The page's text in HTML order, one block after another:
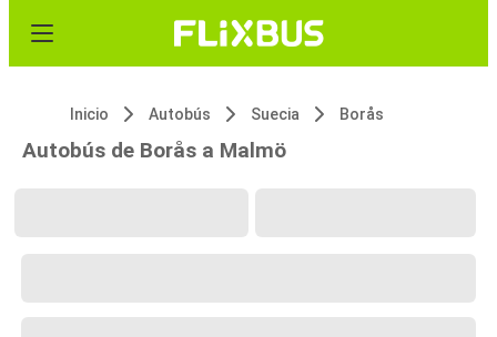
Inicio Autobús Suecia Borås
Autobús de Borås a Malmö